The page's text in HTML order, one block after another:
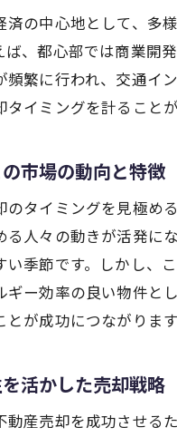
済の中心地として、多
ば、都心部では商業開
頻繁に行われ、交通イ
タイミングを計ること
市場の動向と特徴
のタイミングを見極め
る人々の動きが活発に
い季節です。しかし、
ギー効率の良い物件と
が成功につながります
活かした売却戦略
動産売却を成功させる